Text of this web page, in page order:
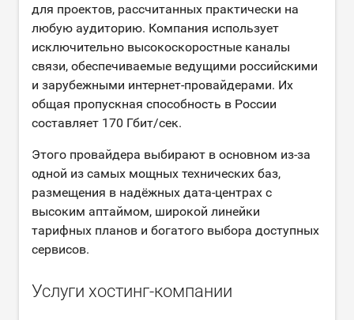
для проектов, рассчитанных практически на
любую аудиторию. Компания использует
исключительно высокоскоростные каналы
связи, обеспечиваемые ведущими российскими
и зарубежными интернет-провайдерами. Их
общая пропускная способность в России
составляет 170 Гбит/сек.
Этого провайдера выбирают в основном из-за
одной из самых мощных технических баз,
размещения в надёжных дата-центрах с
высоким аптаймом, широкой линейки
тарифных планов и богатого выбора доступных
сервисов.
Услуги хостинг-компании